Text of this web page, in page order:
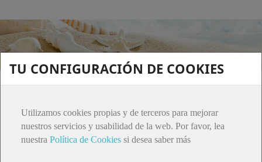
ATENCIÓN AL CLIENTE
TU CONFIGURACIÓN DE COOKIES
Utilizamos cookies propias y de terceros para mejorar
nuestros servicios y usabilidad de la web. Por favor, lea
nuestra Política de Cookies si desea saber más